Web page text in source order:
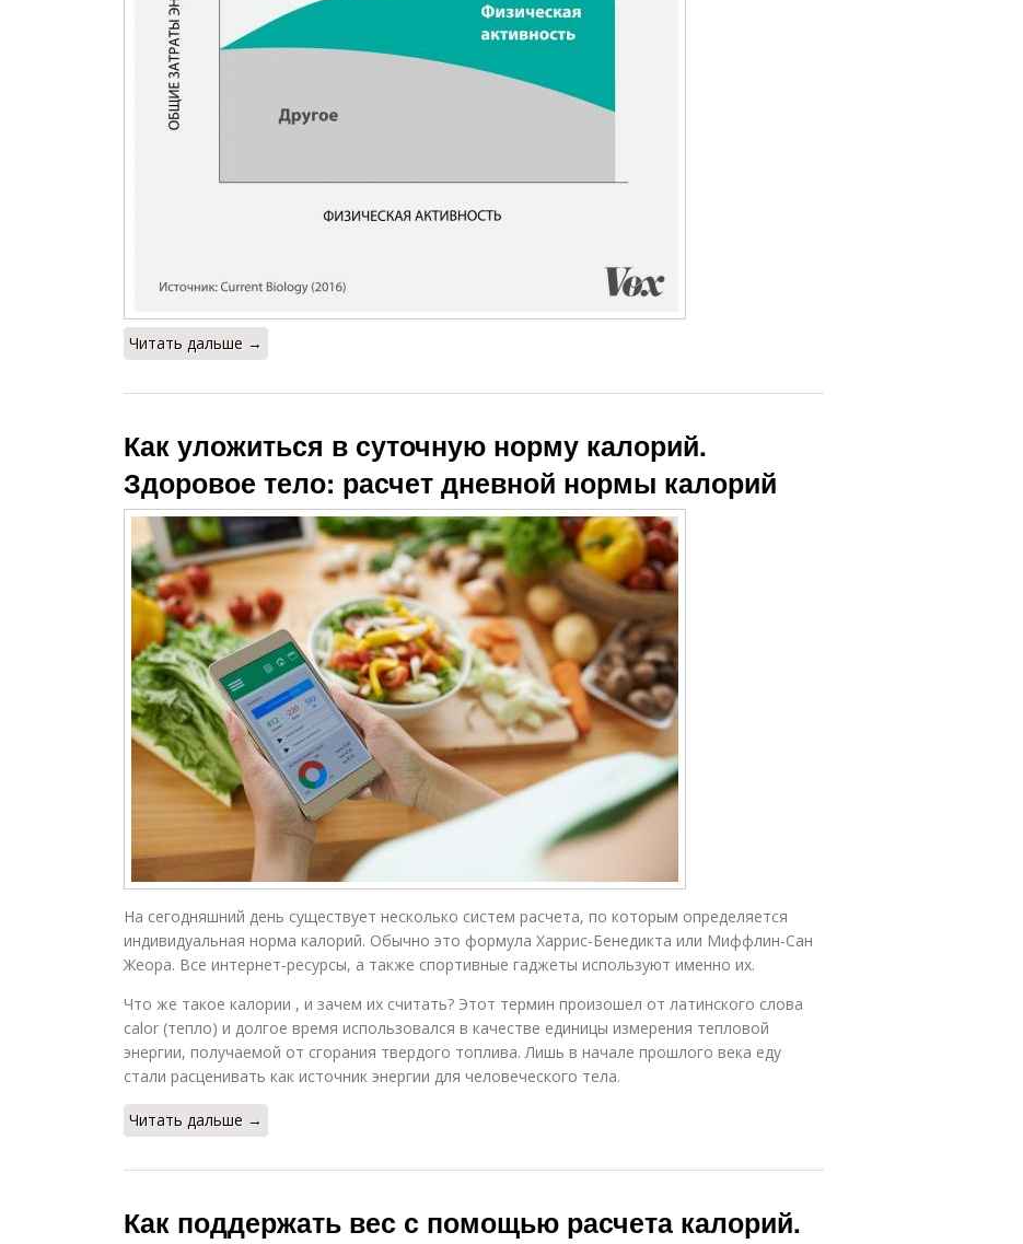
Читать дальше →
Как уложиться в суточную норму калорий.
Здоровое тело: расчет дневной нормы калорий
На сегодняшний день существует несколько систем расчета, по которым определяется
индивидуальная норма калорий. Обычно это формула Харрис-Бенедикта или Миффлин-Сан
Жеора. Все интернет-ресурсы, а также спортивные гаджеты используют именно их.
Что же такое калории , и зачем их считать? Этот термин произошел от латинского слова
calor (тепло) и долгое время использовался в качестве единицы измерения тепловой
энергии, получаемой от сгорания твердого топлива. Лишь в начале прошлого века еду
стали расценивать как источник энергии для человеческого тела.
Читать дальше →
Как поддержать вес с помощью расчета калорий.